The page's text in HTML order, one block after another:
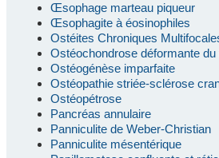
Œsophage marteau piqueur
Œsophagite à éosinophiles
Ostéites Chroniques
Ostéochondrose déformante du
Ostéogénèse imparfaite
Ostéopathie striée-sclérose
Ostéopétrose
Pancréas annulaire
Panniculite de Weber-Christian
Panniculite mésentérique